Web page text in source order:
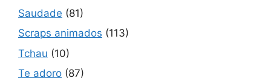
Saudade (81)
Scraps animados (113)
Tchau (10)
Te adoro (87)